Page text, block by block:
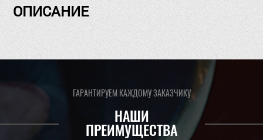
ОПИСАНИЕ
ГАРАНТИРУЕМ КАЖДОМУ ЗАКАЗЧИКУ
НАШИ
ПРЕИМУЩЕСТВА